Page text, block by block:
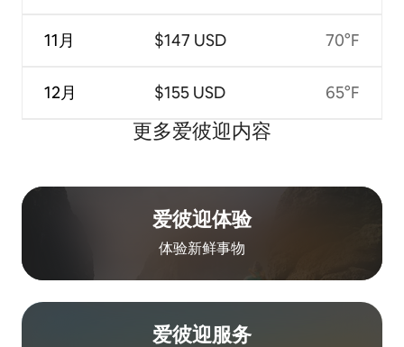
11月
12月
$147 USD
$155 USD
70°F
65°F
更多爱彼迎内容
爱彼迎体验
体验新鲜事物
爱彼迎服务